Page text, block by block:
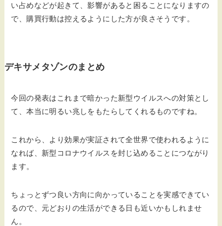
い占めなどが起きて、影響があると困ることになりますの
で、購買行動は控えるようにした方が良さそうです。
デキサメタゾンのまとめ
今回の発表はこれまで暗かった新型ウイルスへの対策とし
て、本当に明るい兆しをもたらしてくれるものですね。
これから、より効果が実証されて全世界で使われるように
なれば、新型コロナウイルスを封じ込めることにつながり
ます。
ちょっとずつ良い方向に向かっていることを実感できてい
るので、元どおりの生活ができる日も近いかもしれませ
ん。